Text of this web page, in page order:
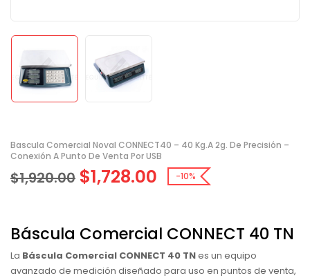
Bascula Comercial Noval CONNECT40 – 40 Kg.a 2g. De Precisión –
Conexión A Punto De Venta Por USB
$1,920.00 $1,728.00 -10%
Báscula Comercial CONNECT 40 TN
La Báscula Comercial CONNECT 40 TNes un equipo
avanzado de medición diseñado para uso en puntos de venta,